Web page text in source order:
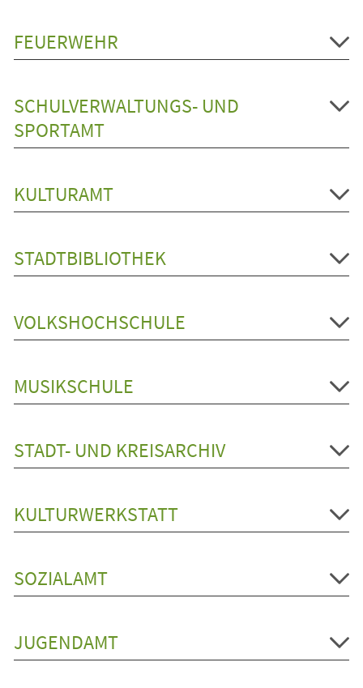
FEUERWEHR
SCHULVERWALTUNGS- UND
SPORTAMT
KULTURAMT
STADTBIBLIOTHEK
VOLKSHOCHSCHULE
MUSIKSCHULE
STADT- UND KREISARCHIV
KULTURWERKSTATT
SOZIALAMT
JUGENDAMT